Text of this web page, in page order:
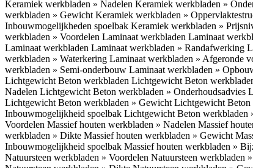
Keramiek werkbladen » Nadelen Keramiek werkbladen »
werkbladen » Gewicht Keramiek werkbladen »
Inbouwmogelijkheden spoelbak Keramiek werkbladen »
werkbladen » Voordelen Laminaat werkbladen Laminaat
Laminaat werkbladen Laminaat werkbladen » Randafwerking
werkbladen » Waterkering Laminaat werkbladen » Afgeronde
werkbladen » Semi-onderbouw Laminaat werkbladen »
Lichtgewicht Beton werkbladen Lichtgewicht Beton
Nadelen Lichtgewicht Beton werkbladen » Onderhoudsadvies
Lichtgewicht Beton werkbladen » Gewicht Lichtgewicht Beton
Inbouwmogelijkheid spoelbak Lichtgewicht Beton werkbladen
Voordelen Massief houten werkbladen » Nadelen Massief
werkbladen » Dikte Massief houten werkbladen » Gewicht
Inbouwmogelijkheid spoelbak Massief houten werkbladen »
Natuursteen werkbladen » Voordelen Natuursteen werkbladen